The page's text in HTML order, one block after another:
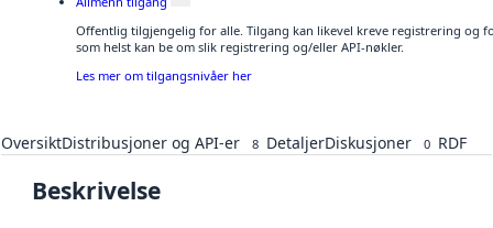
Offentlig tilgjengelig for alle. Tilgang kan likevel kreve registrering og
som helst kan be om slik registrering og/eller API-nøkler.
Les mer om tilgangsnivåer her
OversiktDistribusjoner og API-er 8 DetaljerDiskusjoner 0 RDF
Beskrivelse